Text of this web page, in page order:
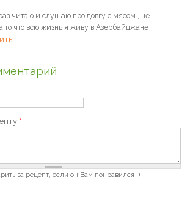
читаю и слушаю про довгу с мясом , не
то что всю жизнь я живу в Азербайджане
*
за рецепт, если он Вам понравился :)